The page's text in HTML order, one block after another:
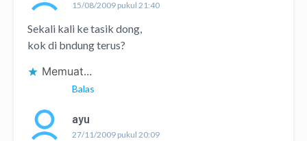
15/08/2009 pukul 21:40
Sekali kali ke tasik dong,
kok di bndung terus?
Memuat...
Balas
ayu
27/11/2009 pukul 20:09